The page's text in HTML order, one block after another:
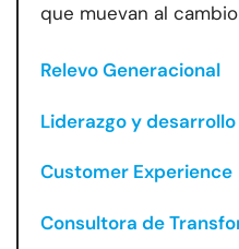
que muevan al
Relevo Generacional
Liderazgo y
Customer Experience
Consultora de